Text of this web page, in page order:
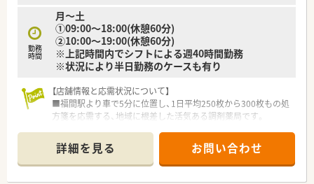
勤務
時間
月～土
①09:00～18:00(休憩60分)
②10:00～19:00(休憩60分)
※上記時間内でシフトによる週40時間勤務
※状況により半日勤務のケースも有り
【店舗情報と応需状況について】
■福間駅より車で5分に位置し、1日平均250枚から300枚もの処
方箋を応需する、地域に根差した活気ある調剤薬局です。
広い科目を扱っており、月間約6,000枚の経験を積めます。
■薬剤師13名、事務員12名の手厚い人員体制で、急な休みへのフ
ォロー体制も整っており、安心して業務に集中できる職場です。
詳細を見る お問い合わせ